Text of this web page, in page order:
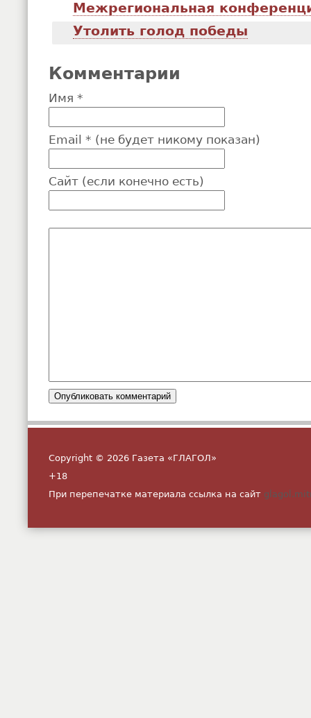
Межрегиональная
Утолить голод победы
Комментарии
Имя *
Email * (не будет никому показан)
Сайт (если конечно есть)
Copyright © 2026 Газета «ГЛАГОЛ»
+18
При перепечатке материала ссылка на сайт